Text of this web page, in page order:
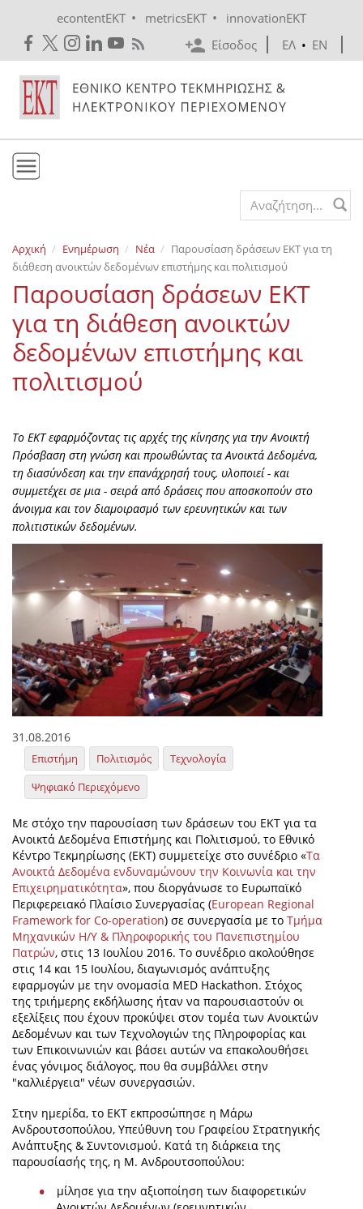
econtentEKT • metricsEKT •
innovationEKT
Είσοδος
ΕΛ • EN
Εκδόσεις
Επικοινωνία
Search form
Αρχική Ενημέρωση Νέα
Παρουσίαση δράσεων ΕΚΤ για τη
διάθεση ανοικτών δεδομένων επιστήμης και πολιτισμού
Παρουσίαση δράσεων ΕΚΤ
για τη διάθεση ανοικτών
δεδομένων επιστήμης και
πολιτισμού
Το ΕΚΤ εφαρμόζοντας τις αρχές της κίνησης για την Ανοικτή
Πρόσβαση στη γνώση και προωθώντας τα Ανοικτά Δεδομένα,
τη διασύνδεση και την επανάχρησή τους, υλοποιεί - και
συμμετέχει σε μια - σειρά από δράσεις που αποσκοπούν στο
άνοιγμα και τον διαμοιρασμό των ερευνητικών και των
πολιτιστικών δεδομένων.
31.08.2016
Επιστήμη Πολιτισμός
Τεχνολογία
Ψηφιακό Περιεχόμενο
Με στόχο την παρουσίαση των δράσεων του ΕΚΤ για τα
Ανοικτά Δεδομένα Επιστήμης και Πολιτισμού, το Εθνικό
Κέντρο Τεκμηρίωσης (ΕΚΤ) συμμετείχε στο συνέδριο «Τα
Ανοικτά Δεδομένα ενδυναμώνουν την Κοινωνία και την
Επιχειρηματικότητα», που διοργάνωσε το Ευρωπαϊκό
Περιφερειακό Πλαίσιο Συνεργασίας (European Regional
Framework for Co-operation) σε συνεργασία με το Τμήμα
Μηχανικών Η/Υ & Πληροφορικής του Πανεπιστημίου
Πατρών, στις 13 Ιουλίου 2016. Το συνέδριο ακολούθησε
στις 14 και 15 Ιουλίου, διαγωνισμός ανάπτυξης
εφαρμογών με την ονομασία MED Hackathon. Στόχος
της τριήμερης εκδήλωσης ήταν να παρουσιαστούν οι
εξελίξεις που έχουν προκύψει στον τομέα των Ανοικτών
Δεδομένων και των Τεχνολογιών της Πληροφορίας και
των Επικοινωνιών και βάσει αυτών να επακολουθήσει
ένας γόνιμος διάλογος, που θα συμβάλλει στην
"καλλιέργεια" νέων συνεργασιών.
Στην ημερίδα, το ΕΚΤ εκπροσώπησε η Μάρω
Ανδρουτσοπούλου, Υπεύθυνη του Γραφείου Στρατηγικής
Ανάπτυξης & Συντονισμού. Κατά τη διάρκεια της
παρουσίασής της, η Μ. Ανδρουτσοπούλου:
μίλησε για την αξιοποίηση των διαφορετικών